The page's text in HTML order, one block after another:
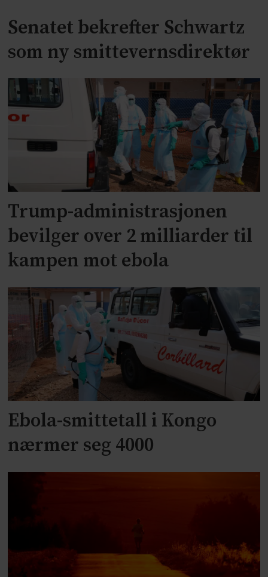
Senatet bekrefter Schwartz
som ny smittevernsdirektør
Trump-administrasjonen
bevilger over 2 milliarder til
kampen mot ebola
Ebola-smittetall i Kongo
nærmer seg 4000